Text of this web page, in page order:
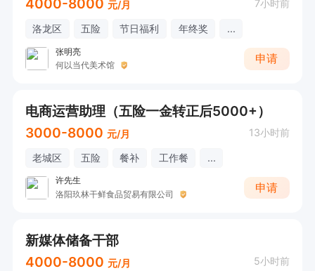
4000-8000 元/月 7小时前
洛龙区 五险 节日福利 年终奖 ...
张明亮
何以当代美术馆
申请
电商运营助理（五险一金转正后5000+）
3000-8000 元/月 13小时前
老城区 五险 餐补 工作餐 ...
许先生
洛阳玖林干鲜食品贸易有限公司
申请
新媒体储备干部
4000-8000 元/月 5小时前